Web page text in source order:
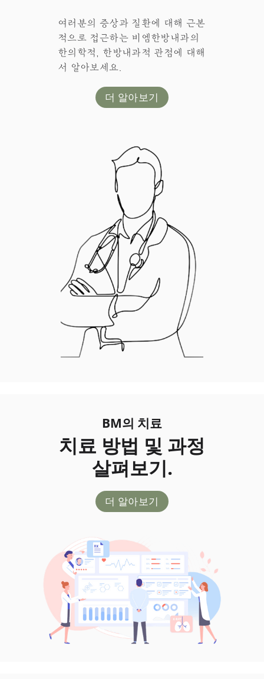
여러분의 증상과 질환에 대해 근본
적으로 접근하는 비엠한방내과의
한의학적, 한방내과적 관점에 대해
서 알아보세요.
더 알아보기
BM의 치료
치료 방법 및 과정
살펴보기.
더 알아보기